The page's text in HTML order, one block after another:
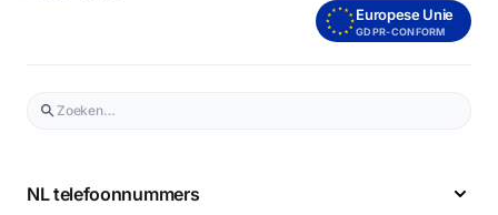
Europese Unie
GDPR-CONFORM
NL telefoonnummers